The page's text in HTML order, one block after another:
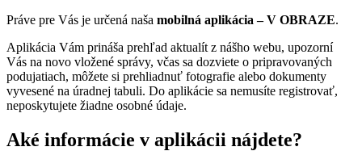
Práve pre Vás je určená naša mobilná aplikácia – V OBRAZE.
Aplikácia Vám prináša prehľad aktualít z nášho webu, upozorní
Vás na novo vložené správy, včas sa dozviete o pripravovaných
podujatiach, môžete si prehliadnuť fotografie alebo dokumenty
vyvesené na úradnej tabuli. Do aplikácie sa nemusíte registrovať,
neposkytujete žiadne osobné údaje.
Aké informácie v aplikácii nájdete?